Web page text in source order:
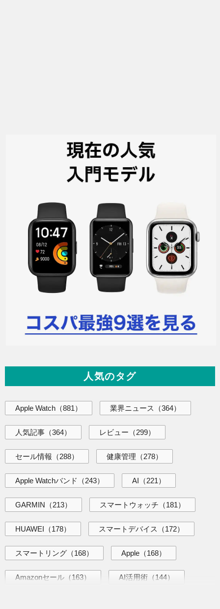
人気のタグ
Apple Watch （881） 業界ニュース （364）
人気記事 （364） レビュー （299）
セール情報 （288） 健康管理 （278）
Apple Watchバンド （243） AI （221）
GARMIN （213） スマートウォッチ （181）
HUAWEI （178） スマートデバイス （172）
スマートリング （168） Apple （168）
Amazonセール （163） AI活用術 （144）